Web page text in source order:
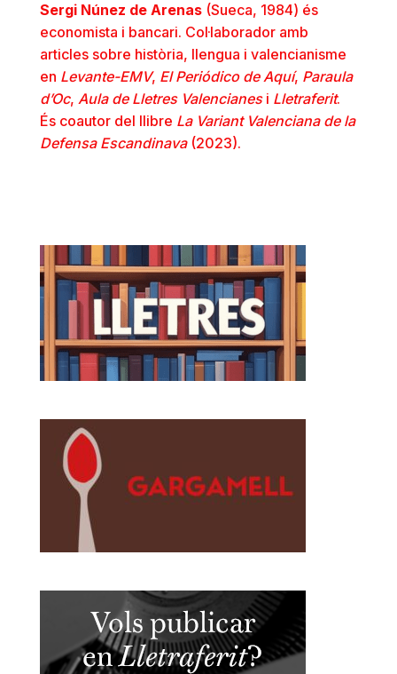
Sergi Núnez de Arenas(Sueca, 1984) és
economista i bancari. Col·laborador amb
articles sobre història, llengua i valencianisme
en Levante-EMV, El Periódico de Aquí, Paraula
d’Oc, Aula de Lletres Valencianesi Lletraferit.
És coautor del llibre La Variant Valenciana de la
Defensa Escandinava(2023).